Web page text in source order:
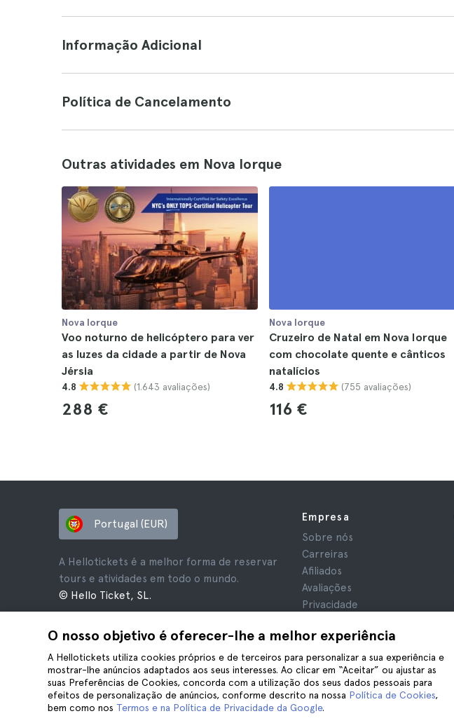
Informação Adicional
Política de Cancelamento
Outras atividades em Nova Iorque
Nova Iorque
Voo noturno de helicóptero para ver
as luzes da cidade a partir de Nova
Jérsia
4.8 (1.643 avaliações)
288 €
Nova Iorque
Cruzeiro de Natal em Nova Iorque
com chocolate quente e cânticos
natalícios
4.8 (755 avaliações)
116 €
O nosso objetivo é oferecer-lhe a melhor experiência
A Hellotickets utiliza cookies próprios e de terceiros para personalizar a sua experiência e
mostrar-lhe anúncios adaptados aos seus interesses. Ao clicar em “Aceitar” ou ajustar as
suas Preferências de Cookies, concorda com a utilização dos seus dados pessoais para
efeitos de personalização de anúncios, conforme descrito na nossa Política de Cookies,
bem como nos Termos e na Política de Privacidade da Google.
Portugal (EUR)
A Hellotickets é a melhor forma de reservar
tours e atividades em todo o mundo.
© Hello Ticket, SL.
Empresa
Sobre nós
Carreiras
Afiliados
Avaliações
Privacidade
Aviso Legal
Cookies